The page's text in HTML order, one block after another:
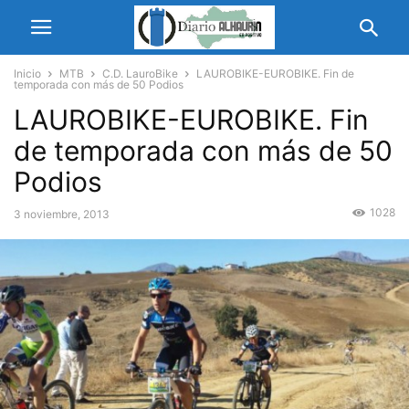
Inicio MTB C.D. LauroBike
LAUROBIKE-EUROBIKE. Fin de
temporada con más de 50 Podios
LAUROBIKE-EUROBIKE. Fin
de temporada con más de 50
Podios
3 noviembre, 2013 1028